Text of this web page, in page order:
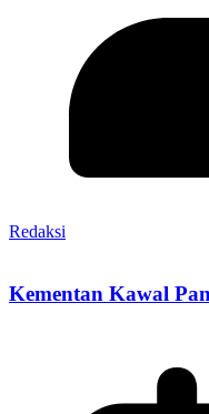
Redaksi
Kementan Kawal